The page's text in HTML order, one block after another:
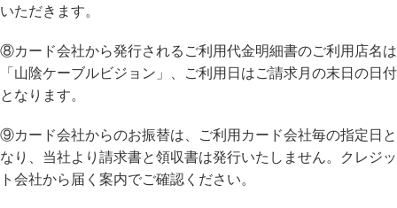
いただきます。
⑧カード会社から発行されるご利用代金明細書のご利用店名は
「山陰ケーブルビジョン」、ご利用日はご請求月の末日の日付
となります。
⑨カード会社からのお振替は、ご利用カード会社毎の指定日と
なり、当社より請求書と領収書は発行いたしません。クレジッ
ト会社から届く案内でご確認ください。